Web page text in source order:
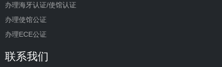
办理海牙认证/使馆认证
办理使馆公证
办理ECE公证
联系我们